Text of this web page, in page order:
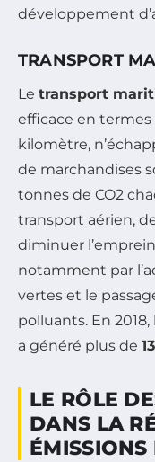
développement
TRANSPORT
Le transport
efficace en termes
kilomètre,
de marchandises
tonnes de CO2
transport aérien,
diminuer
notamment par
vertes et le
polluants. En
a généré plus de
LE RÔLE
DANS LA
ÉMISSIONS